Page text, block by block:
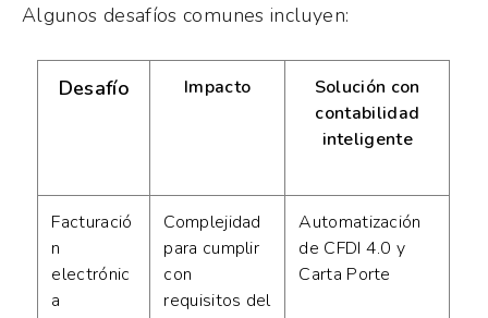
Algunos desafíos comunes incluyen:
Desafío Impacto
Solución con
contabilidad
inteligente
Facturació
n
electrónic
a
Complejidad
para cumplir
con
requisitos del
Automatización
de CFDI 4.0 y
Carta Porte